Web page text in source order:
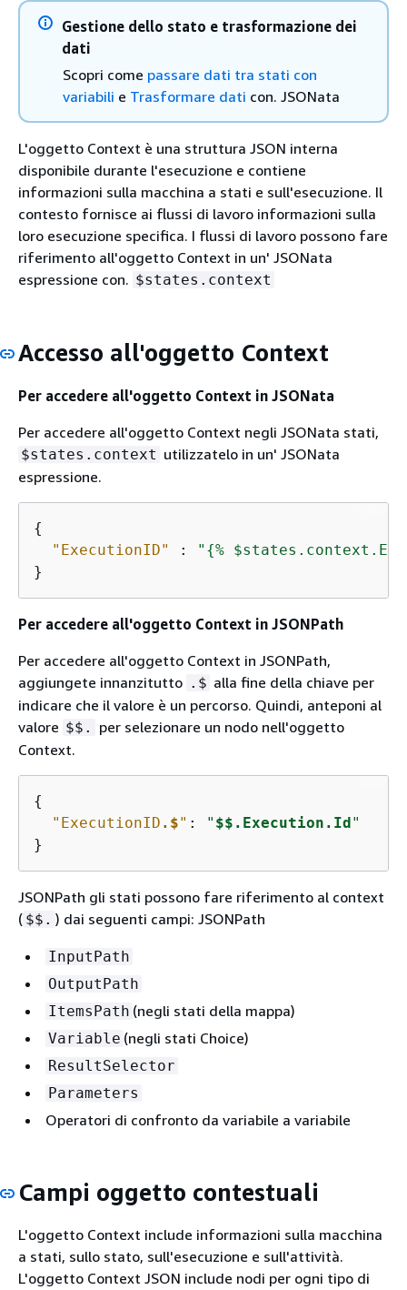
Gestione dello stato e trasformazione dei
dati
Scopri come passare dati tra stati con
variabili e Trasformare dati con. JSONata
L'oggetto Context è una struttura JSON interna
disponibile durante l'esecuzione e contiene
informazioni sulla macchina a stati e sull'esecuzione. Il
contesto fornisce ai flussi di lavoro informazioni sulla
loro esecuzione specifica. I flussi di lavoro possono fare
riferimento all'oggetto Context in un' JSONata
espressione con. $states.context
Accesso all'oggetto Context
Per accedere all'oggetto Context in JSONata
Per accedere all'oggetto Context negli JSONata stati,
$states.context utilizzatelo in un' JSONata
espressione.
{
"ExecutionID"
: " {%
}
Per accedere all'oggetto Context in JSONPath
Per accedere all'oggetto Context in JSONPath,
aggiungete innanzitutto .$ alla fine della chiave per
indicare che il valore è un percorso. Quindi, anteponi al
valore $$.
per selezionare un nodo nell'oggetto
Context.
{
"ExecutionID .$" : " $$.Execution.Id"
}
JSONPath gli stati possono fare riferimento al context
( $$. ) dai seguenti campi: JSONPath
InputPath
OutputPath
ItemsPath (negli stati della mappa)
Variable (negli stati Choice)
ResultSelector
Parameters
Operatori di confronto da variabile a variabile
Campi oggetto contestuali
L'oggetto Context include informazioni sulla macchina
a stati, sullo stato, sull'esecuzione e sull'attività.
L'oggetto Context JSON include nodi per ogni tipo di